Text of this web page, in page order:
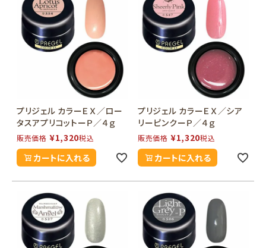
プリジェル カラーＥＸ／ロー
タスアプリコットーＰ／４ｇ
販売価格 ¥1,320税込
カートに入れる
プリジェル カラーＥＸ／シア
リーピンクーＰ／４ｇ
販売価格 ¥1,320税込
カートに入れる